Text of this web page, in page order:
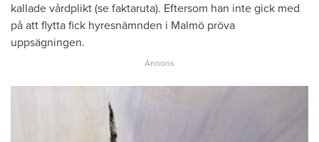
kallade vårdplikt (se faktaruta). Eftersom han inte gick med
på att flytta fick hyresnämnden i Malmö pröva
uppsägningen.